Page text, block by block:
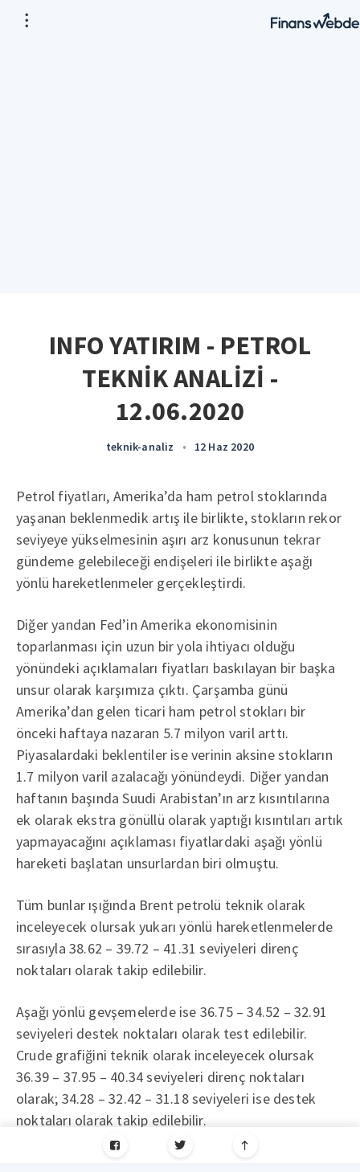
INFO YATIRIM - PETROL
TEKNİK ANALİZİ -
12.06.2020
teknik-analiz • 12 Haz 2020
Petrol fiyatları, Amerika’da ham petrol stoklarında
yaşanan beklenmedik artış ile birlikte, stokların rekor
seviyeye yükselmesinin aşırı arz konusunun tekrar
gündeme gelebileceği endişeleri ile birlikte aşağı
yönlü hareketlenmeler gerçekleştirdi.
Diğer yandan Fed’in Amerika ekonomisinin
toparlanması için uzun bir yola ihtiyacı olduğu
yönündeki açıklamaları fiyatları baskılayan bir başka
unsur olarak karşımıza çıktı. Çarşamba günü
Amerika’dan gelen ticari ham petrol stokları bir
önceki haftaya nazaran 5.7 milyon varil arttı.
Piyasalardaki beklentiler ise verinin aksine stokların
1.7 milyon varil azalacağı yönündeydi. Diğer yandan
haftanın başında Suudi Arabistan’ın arz kısıntılarına
ek olarak ekstra gönüllü olarak yaptığı kısıntıları artık
yapmayacağını açıklaması fiyatlardaki aşağı yönlü
hareketi başlatan unsurlardan biri olmuştu.
Tüm bunlar ışığında Brent petrolü teknik olarak
inceleyecek olursak yukarı yönlü hareketlenmelerde
sırasıyla 38.62 – 39.72 – 41.31 seviyeleri direnç
noktaları olarak takip edilebilir.
Aşağı yönlü gevşemelerde ise 36.75 – 34.52 – 32.91
seviyeleri destek noktaları olarak test edilebilir.
Crude grafiğini teknik olarak inceleyecek olursak
36.39 – 37.95 – 40.34 seviyeleri direnç noktaları
olarak; 34.28 – 32.42 – 31.18 seviyeleri ise destek
noktaları olarak takip edilebilir.